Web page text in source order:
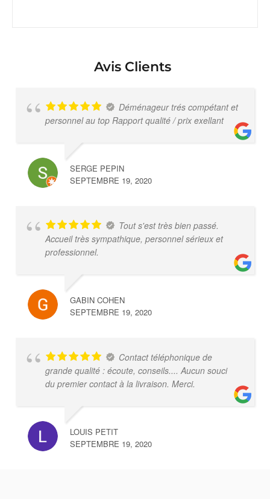
Avis Clients
Déménageur trés compétant et
personnel au top Rapport qualité / prix exellant
SERGE PEPIN
SEPTEMBRE 19, 2020
Tout s'est très bien passé.
Accueil très sympathique, personnel sérieux et
professionnel.
GABIN COHEN
SEPTEMBRE 19, 2020
Contact téléphonique de
grande qualité : écoute, conseils.... Aucun souci
du premier contact à la livraison. Merci.
LOUIS PETIT
SEPTEMBRE 19, 2020